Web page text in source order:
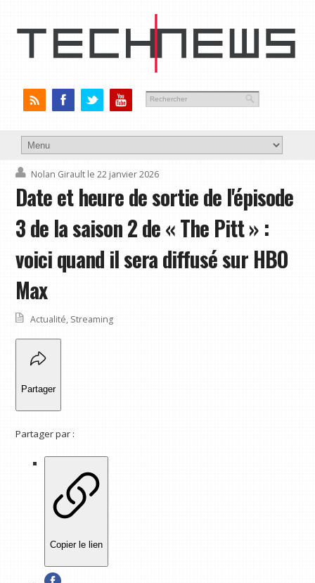
Nolan Girault le 22 janvier 2026
Date et heure de sortie de l'épisode
3 de la saison 2 de « The Pitt » :
voici quand il sera diffusé sur HBO
Max
Actualité, Streaming
Partager
Partager par :
Copier le lien